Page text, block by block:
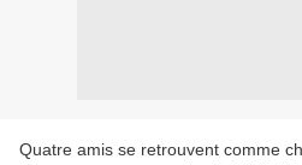
Quatre amis se retrouvent comme